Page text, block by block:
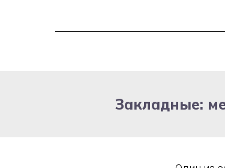
Закладные: